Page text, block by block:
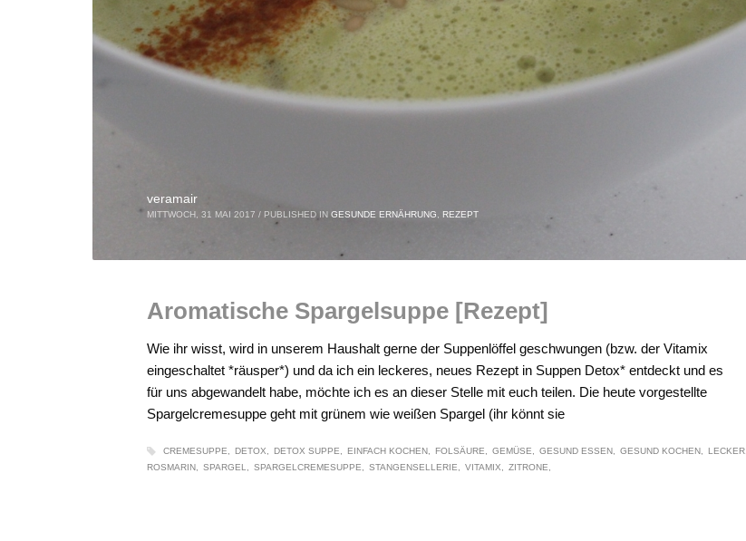
veramair
MITTWOCH, 31 MAI 2017 / PUBLISHED IN GESUNDE ERNÄHRUNG, REZEPT
Aromatische Spargelsuppe [Rezept]
Wie ihr wisst, wird in unserem Haushalt gerne der Suppenlöffel geschwungen (bzw. der Vitamix
eingeschaltet *räusper*) und da ich ein leckeres, neues Rezept in Suppen Detox* entdeckt und es
für uns abgewandelt habe, möchte ich es an dieser Stelle mit euch teilen. Die heute vorgestellte
Spargelcremesuppe geht mit grünem wie weißen Spargel (ihr könnt sie
CREMESUPPE DETOX DETOX SUPPE EINFACH KOCHEN FOLSÄURE GEMÜSE GESUND ESSEN GESUND KOCHEN
LECKER
ROSMARIN
SPARGEL SPARGELCREMESUPPE STANGENSELLERIE VITAMIX ZITRONE